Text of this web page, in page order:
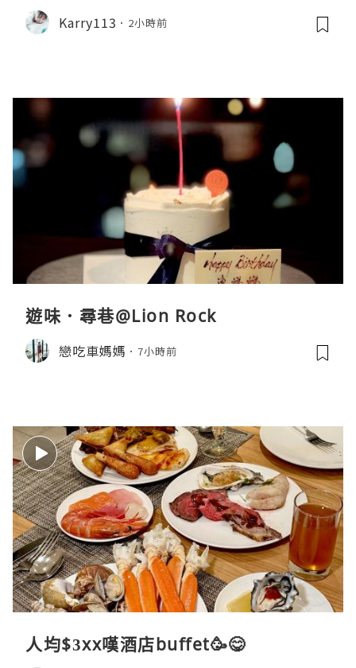
Karry113 2小時前
遊味．尋巷@Lion Rock
戀吃車媽媽 7小時前
人均$3xx嘆酒店buffet🥳😋